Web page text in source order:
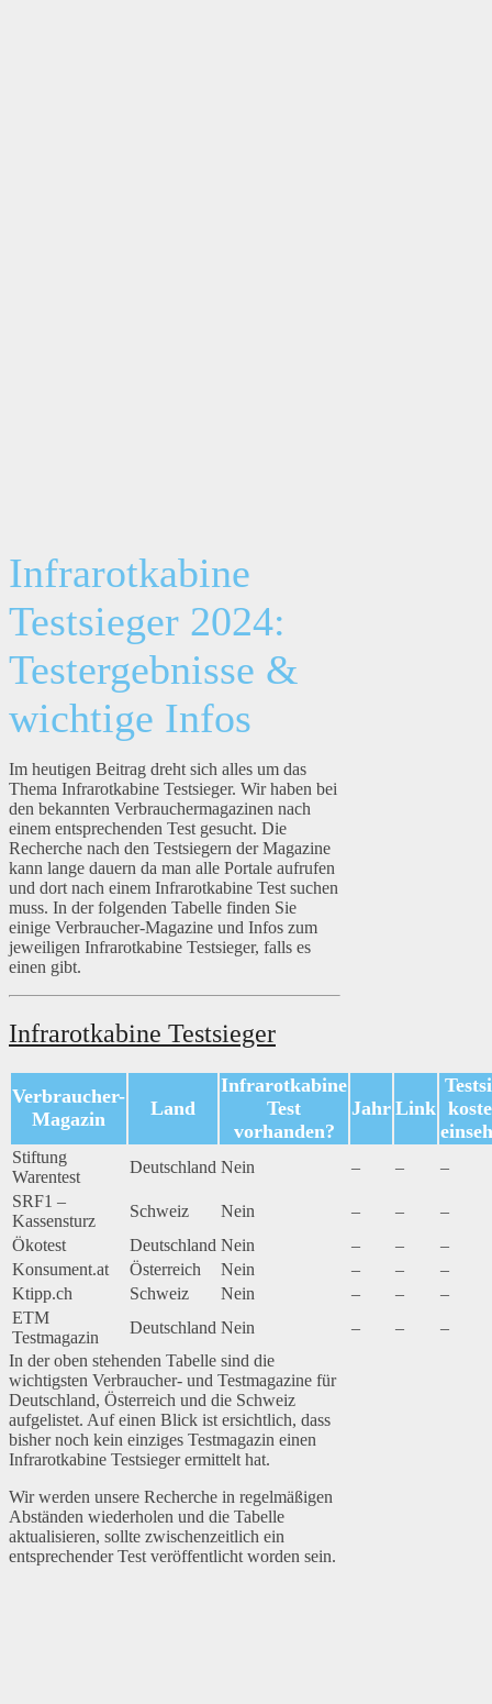
Infrarotkabine
Testsieger 2024:
Testergebnisse &
wichtige Infos
Im heutigen Beitrag dreht sich alles um das
Thema Infrarotkabine Testsieger. Wir haben bei
den bekannten Verbrauchermagazinen nach
einem entsprechenden Test gesucht. Die
Recherche nach den Testsiegern der Magazine
kann lange dauern da man alle Portale aufrufen
und dort nach einem Infrarotkabine Test suchen
muss. In der folgenden Tabelle finden Sie
einige Verbraucher-Magazine und Infos zum
jeweiligen Infrarotkabine Testsieger, falls es
einen gibt.
Infrarotkabine Testsieger
Verbraucher-
Magazin
Land
Infrarotkabine
Test
vorhanden?
Jahr Link
Stiftung
Warentest
Deutschland Nein – –
–
SRF1 –
Kassensturz
Schweiz Nein – –
–
Ökotest
Deutschland Nein – –
–
Konsument.at
Österreich Nein – –
–
Ktipp.ch
Schweiz Nein – –
–
ETM
Testmagazin
Deutschland Nein – –
–
In der oben stehenden Tabelle sind die
wichtigsten Verbraucher- und Testmagazine für
Deutschland, Österreich und die Schweiz
aufgelistet. Auf einen Blick ist ersichtlich, dass
bisher noch kein einziges Testmagazin einen
Infrarotkabine Testsieger ermittelt hat.
Wir werden unsere Recherche in regelmäßigen
Abständen wiederholen und die Tabelle
aktualisieren, sollte zwischenzeitlich ein
entsprechender Test veröffentlicht worden sein.